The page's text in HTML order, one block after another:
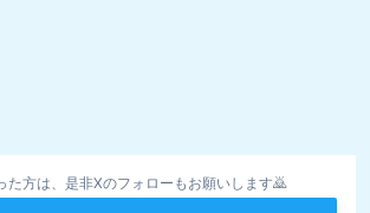
た方は、是非Xのフォローもお願いします🙇